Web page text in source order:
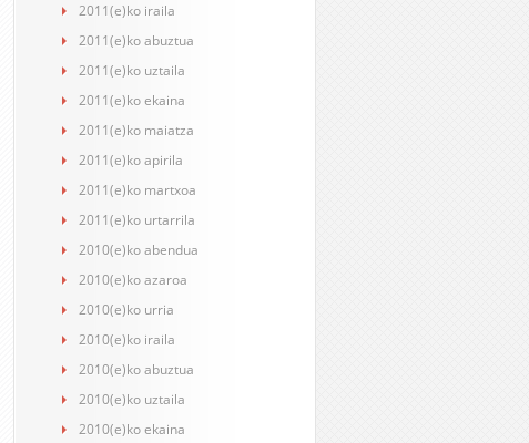
2011(e)ko iraila
2011(e)ko abuztua
2011(e)ko uztaila
2011(e)ko ekaina
2011(e)ko maiatza
2011(e)ko apirila
2011(e)ko martxoa
2011(e)ko urtarrila
2010(e)ko abendua
2010(e)ko azaroa
2010(e)ko urria
2010(e)ko iraila
2010(e)ko abuztua
2010(e)ko uztaila
2010(e)ko ekaina